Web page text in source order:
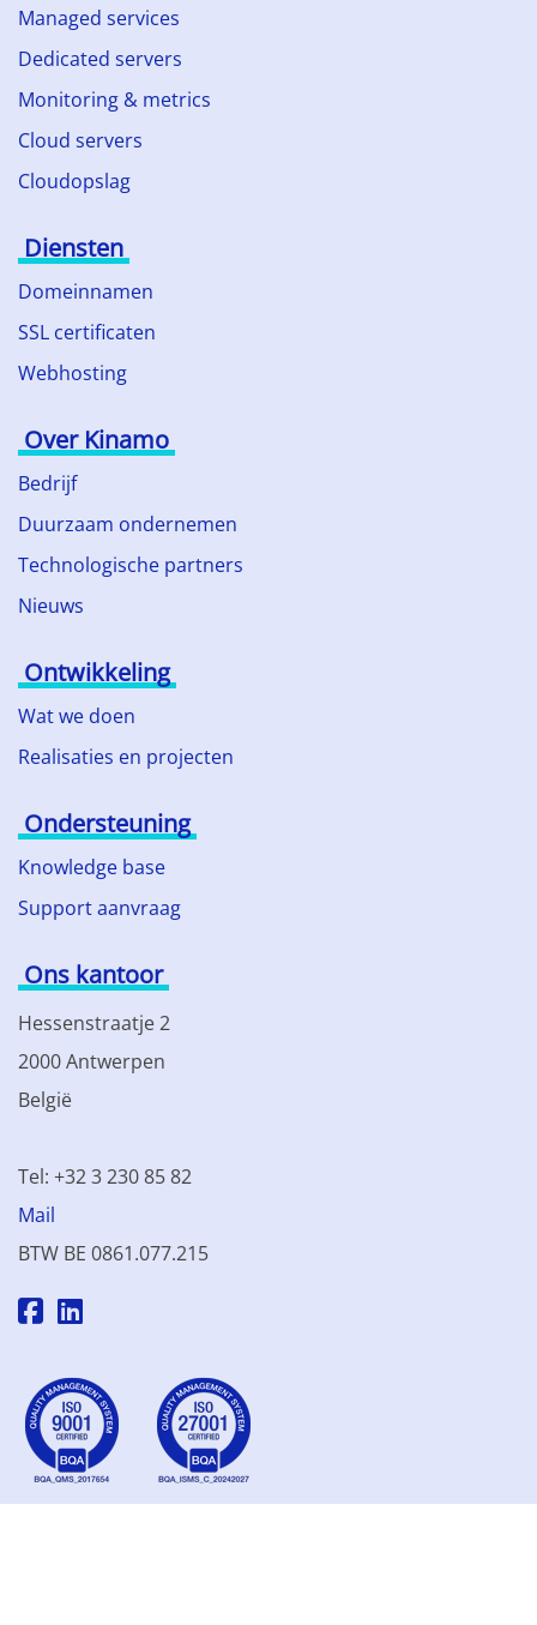
Managed services
Dedicated servers
Monitoring & metrics
Cloud servers
Cloudopslag
Diensten
Domeinnamen
SSL certificaten
Webhosting
Over Kinamo
Bedrijf
Duurzaam ondernemen
Technologische partners
Nieuws
Ontwikkeling
Wat we doen
Realisaties en projecten
Ondersteuning
Knowledge base
Support aanvraag
Ons kantoor
Hessenstraatje 2
2000 Antwerpen
België
Tel: +32 3 230 85 82
Mail
BTW BE 0861.077.215